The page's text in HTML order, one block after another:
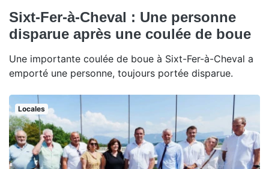
Sixt-Fer-à-Cheval : Une personne
disparue après une coulée de boue
Une importante coulée de boue à Sixt-Fer-à-Cheval a
emporté une personne, toujours portée disparue.
Locales